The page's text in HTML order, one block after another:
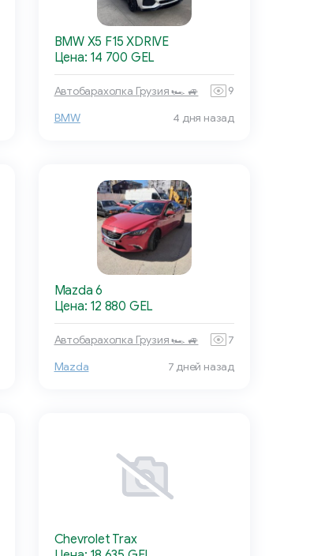
BMW X5 F15 XDRIVE
Цена: 14 700 GEL
Автобарахолка Грузия 🏎 🚙 9
BMW 4 дня назад
Mazda 6
Цена: 12 880 GEL
Автобарахолка Грузия 🏎 🚙 7
Mazda 7 дней назад
Chevrolet Trax